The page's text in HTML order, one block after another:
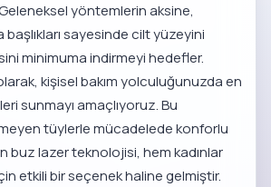
yöntemlerin aksine,
sayesinde cilt yüzeyini
minimuma indirmeyi hedefler.
kişisel bakım yolculuğunuzda en
sunmayı amaçlıyoruz. Bu
tüylerle mücadelede konforlu
buz lazer teknolojisi, hem kadınlar
etkili bir seçenek haline gelmiştir.